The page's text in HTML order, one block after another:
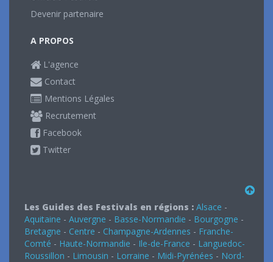
Devenir partenaire
A PROPOS
L'agence
Contact
Mentions Légales
Recrutement
Facebook
Twitter
Les Guides des Festivals en régions : Alsace -
Aquitaine - Auvergne - Basse-Normandie - Bourgogne -
Bretagne - Centre - Champagne-Ardennes - Franche-
Comté - Haute-Normandie - Ile-de-France - Languedoc-
Roussillon - Limousin - Lorraine - Midi-Pyrénées - Nord-